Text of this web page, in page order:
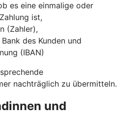
es eine einmalige oder
ist,
(Zahler),
des Kunden und
(IBAN)
nachträglich zu übermitteln.
und